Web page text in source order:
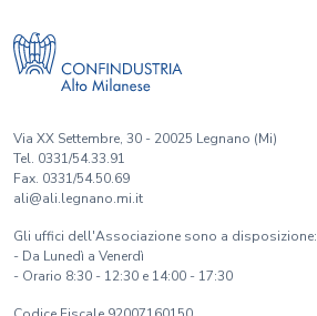
Via XX Settembre, 30 - 20025 Legnano (Mi)
Tel. 0331/54.33.91
Fax. 0331/54.50.69
ali@ali.legnano.mi.it
Gli uffici dell'Associazione sono a disposizione:
- Da Lunedì a Venerdì
- Orario 8:30 - 12:30 e 14:00 - 17:30